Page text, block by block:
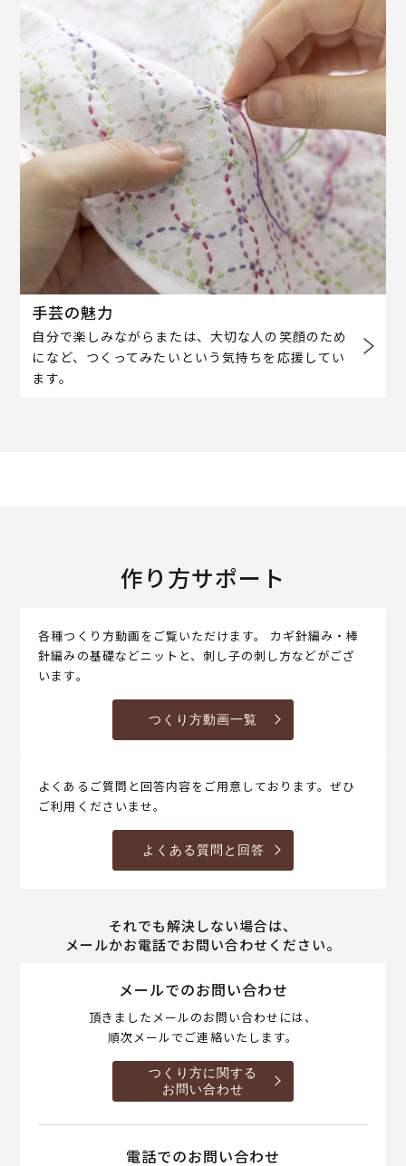
手芸の魅力
自分で楽しみながらまたは、大切な人の笑顔のため
になど、つくってみたいという気持ちを応援してい
ます。
作り方サポート
各種つくり方動画をご覧いただけます。 カギ針編み・棒
針編みの基礎などニットと、刺し子の刺し方などがござ
います。
つくり方動画一覧
よくあるご質問と回答内容をご用意しております。ぜひ
ご利用くださいませ。
よくある質問と回答
それでも解決しない場合は、
メールかお電話でお問い合わせください。
メールでのお問い合わせ
頂きましたメールのお問い合わせには、
順次メールでご連絡いたします。
つくり方に関する
お問い合わせ
電話でのお問い合わせ